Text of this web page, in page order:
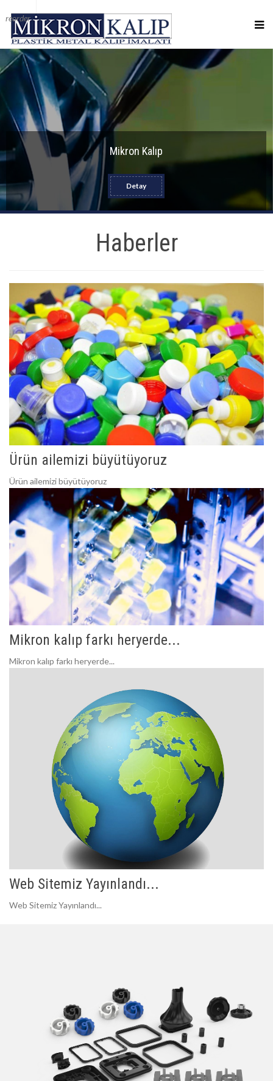
reorder
Mikron Kalıp
Detay
Haberler
Ürün ailemizi büyütüyoruz
Ürün ailemizi büyütüyoruz
Mikron kalıp farkı heryerde...
Mikron kalıp farkı heryerde...
Web Sitemiz Yayınlandı...
Web Sitemiz Yayınlandı...